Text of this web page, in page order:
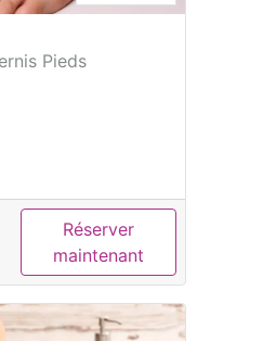
Pieds
Réserver
maintenant